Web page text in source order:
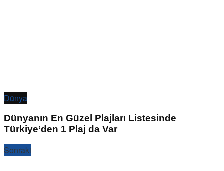
Dünya
Dünyanın En Güzel Plajları Listesinde
Türkiye’den 1 Plaj da Var
Sonraki